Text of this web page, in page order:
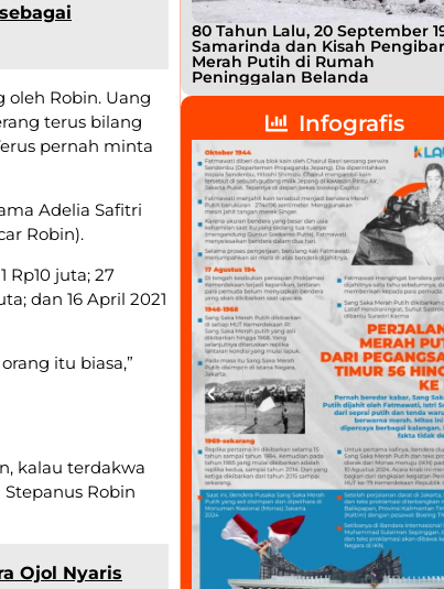
Robin. Uang
terus bilang
pernah minta
Adelia Safitri
Robin).
Rp10 juta; 27
dan 16 April 2021
itu biasa,”
kalau terdakwa
Robin
Ojol Nyaris
80 Tahun Lalu, 20 September
Samarinda dan Kisah
Merah Putih di Rumah
Peninggalan Belanda
Infografis